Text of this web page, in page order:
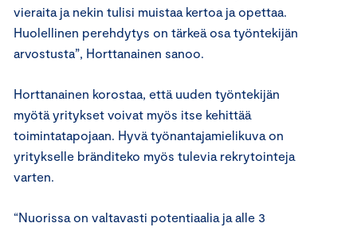
vieraita ja nekin tulisi muistaa kertoa ja opettaa.
Huolellinen perehdytys on tärkeä osa työntekijän
arvostusta”, Horttanainen sanoo.
Horttanainen korostaa, että uuden työntekijän
myötä yritykset voivat myös itse kehittää
toimintatapojaan. Hyvä työnantajamielikuva on
yritykselle bränditeko myös tulevia rekrytointeja
varten.
“Nuorissa on valtavasti potentiaalia ja alle 3